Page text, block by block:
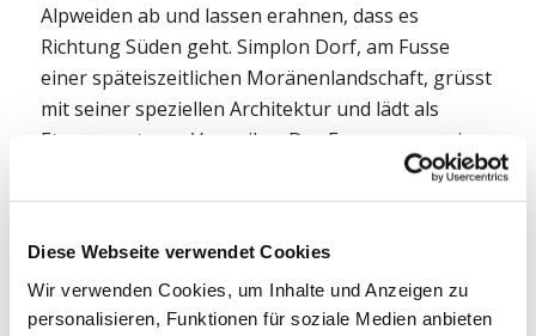
Diese Webseite verwendet Cookies
Wir verwenden Cookies, um Inhalte und Anzeigen zu
personalisieren, Funktionen für soziale Medien anbieten
Alpweiden ab und lassen erahnen, dass es
Richtung Süden geht. Simplon Dorf, am Fusse
einer späteiszeitlichen Moränenlandschaft, grüsst
mit seiner speziellen Architektur und lädt als
Etappenort zum Verweilen. Das Ecomuseum, ein
ganz spezieller Dorfrundgang, sowie Bäckerei und
Sennerei laden zum Besuch. Lösen Sie Ihren
4. Tag: Simplon Dorf – Gondo –
Zwischbergen